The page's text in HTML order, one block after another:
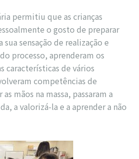
permitiu que as crianças
o gosto de preparar
sensação de realização e
processo, aprenderam os
características de vários
competências de
mãos na massa, passaram a
a valorizá-la e a aprender a não